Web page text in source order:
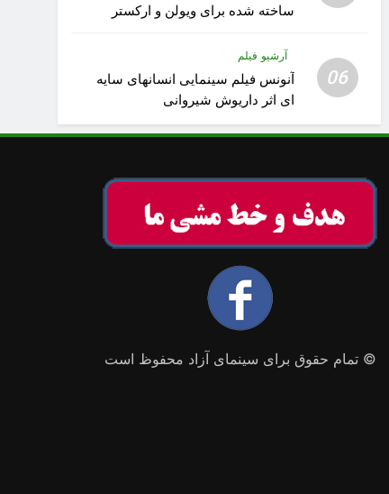
ساخته شده برای ویولن و ارکستر
06
آرشیو فیلم
آنونس فیلم سینمایی انسانهای سایه
ای اثر داریوش شیروانی
© تمام حقوق برای سینمای آزاد محفوظ است